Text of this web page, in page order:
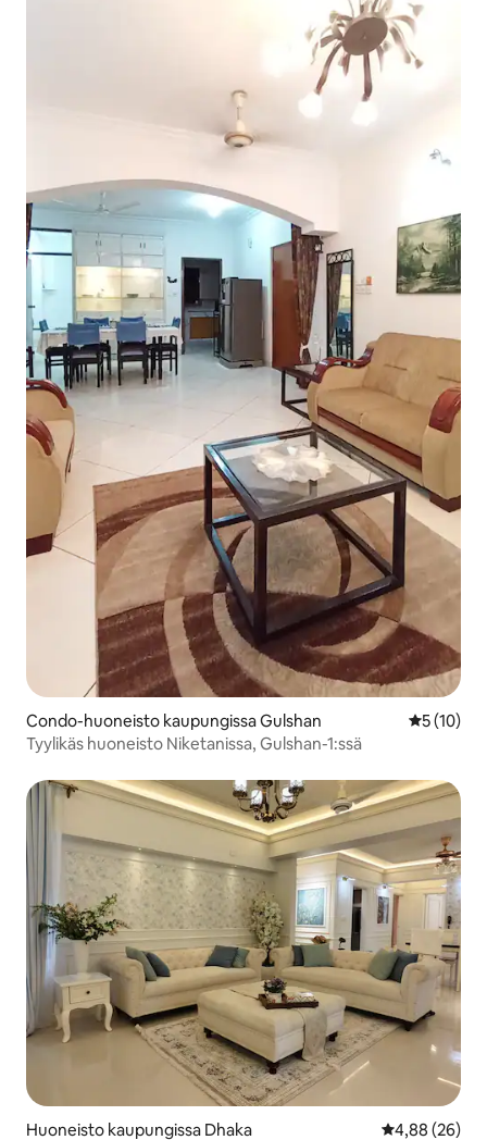
Condo-huoneisto kaupungissa Gulshan
5 (10)
Tyylikäs huoneisto Niketanissa, Gulshan-1:ssä
Huoneisto kaupungissa Dhaka
4,88 (26)